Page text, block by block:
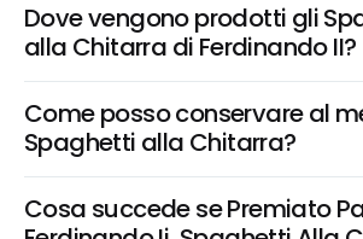
Dove vengono prodotti gli
alla Chitarra di Ferdinando II?
Come posso conservare al
Spaghetti alla Chitarra?
Cosa succede se Premiato